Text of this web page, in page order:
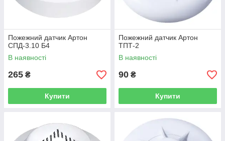
Пожежний датчик Артон
СПД-3.10 Б4
В наявності
265 ₴
Купити
Пожежний датчик Артон
ТПТ-2
В наявності
90 ₴
Купити